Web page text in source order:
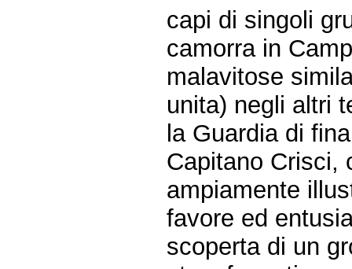
capi di singoli
camorra in
malavitose
unita) negli altri
la Guardia di
Capitano Crisci,
ampiamente
favore ed
scoperta di un